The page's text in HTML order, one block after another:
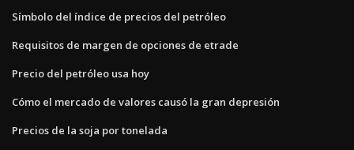
Símbolo del índice de precios del petróleo
Requisitos de margen de opciones de etrade
Precio del petróleo usa hoy
Cómo el mercado de valores causó la gran depresión
Precios de la soja por tonelada